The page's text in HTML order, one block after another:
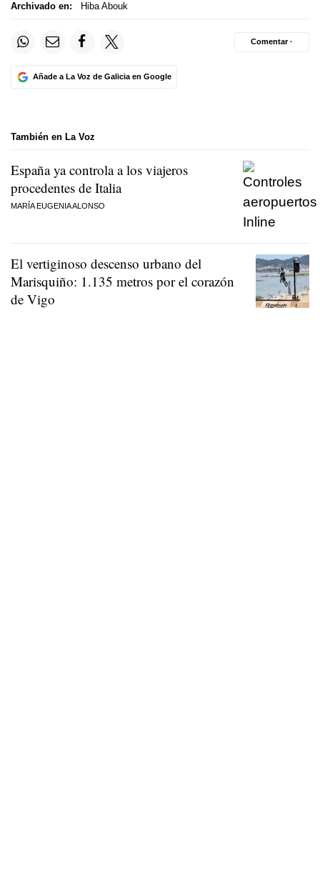
Archivado en: Hiba Abouk
Añade a La Voz de Galicia en Google
Comentar ·
También en La Voz
España ya controla a los viajeros
procedentes de Italia
MARÍA EUGENIA ALONSO
El vertiginoso descenso urbano del
Marisquiño: 1.135 metros por el corazón
de Vigo